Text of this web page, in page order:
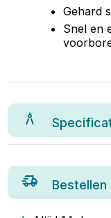
Gehard
Snel en
Bestellen